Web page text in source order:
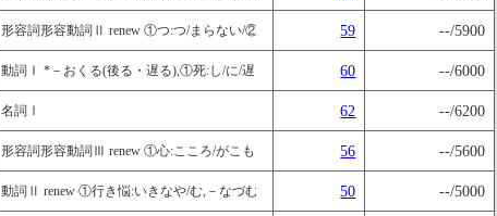
形容詞形容動詞Ⅱ renew ①つ:つ/まらない/②頼:たよ/りにならない,－はかなし(果無
59 --/5900
動詞Ⅰ *－おくる(後る・遅る),①死:し/に/遅:おく/れる/②劣:おと/る
60 --/6000
名詞Ⅰ 62 --/6200
形容詞形容動詞Ⅲ renew ①心:こころ/がこもっている/②色が濃:いろがこ/い,＋こま
56 --/5600
動詞Ⅱ renew ①行き悩:いきなや/む,－なづむ(泥む) ①壊:こわ/す,こほす・こぼつ ①
50 --/5000